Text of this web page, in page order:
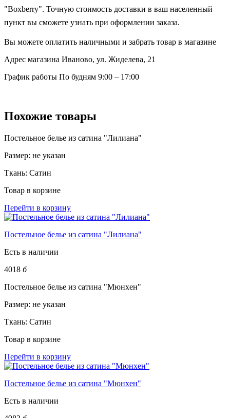
"Boxberry". Точную стоимость доставки в ваш населенный
пункт вы сможете узнать при оформлении заказа.
Вы можете оплатить наличными и забрать товар в магазине
Адрес магазина Иваново, ул. Жиделева, 21
График работы По будням 9:00 – 17:00
Похожие товары
Постельное белье из сатина "Лилиана"
Размер: не указан
Ткань: Сатин
Товар в корзине
Перейти в корзину
Постельное белье из сатина "Лилиана"
Есть в наличии
4018 б
Постельное белье из сатина "Мюнхен"
Размер: не указан
Ткань: Сатин
Товар в корзине
Перейти в корзину
Постельное белье из сатина "Мюнхен"
Есть в наличии